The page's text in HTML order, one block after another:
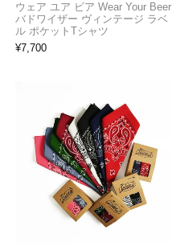
ウェア ユア ビア Wear Your Beer
バドワイザー ヴィンテージ ラベ
ル ポケットTシャツ
¥7,700